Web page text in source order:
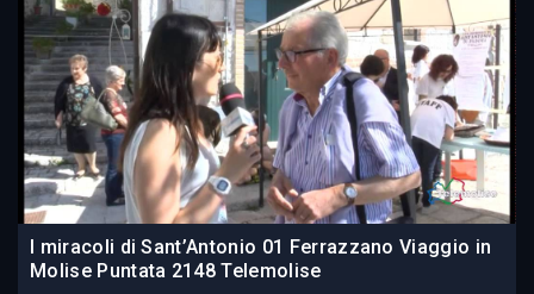
I miracoli di Sant’Antonio 01 Ferrazzano Viaggio in
Molise Puntata 2148 Telemolise